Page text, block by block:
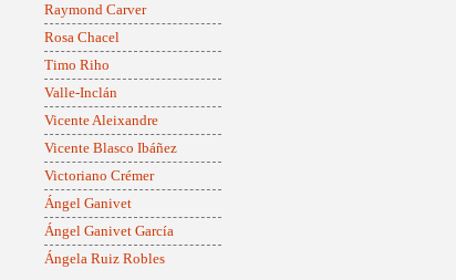
Raymond Carver
Rosa Chacel
Timo Riho
Valle-Inclán
Vicente Aleixandre
Vicente Blasco Ibáñez
Victoriano Crémer
Ángel Ganivet
Ángel Ganivet García
Ángela Ruiz Robles